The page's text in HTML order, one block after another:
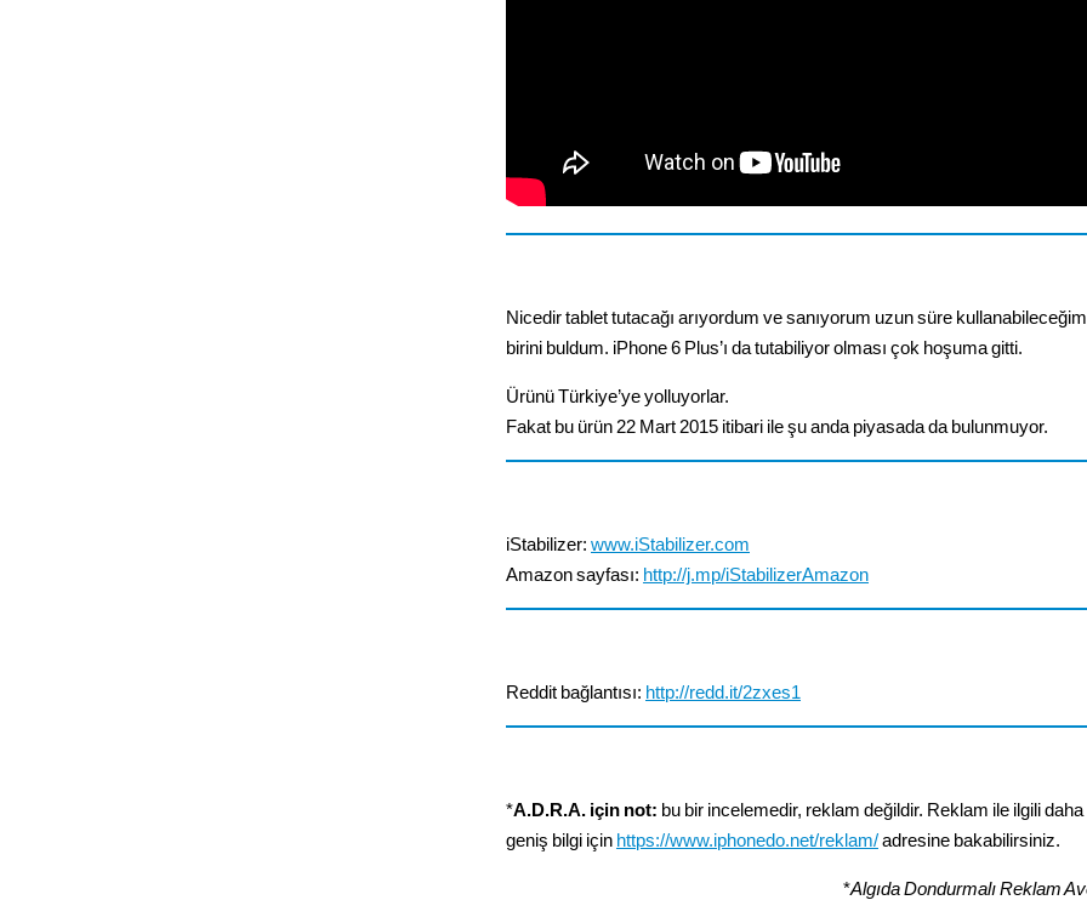
Nicedir tablet tutacağı arıyordum ve sanıyorum uzun süre kullanabileceğim
birini buldum. iPhone 6 Plus’ı da tutabiliyor olması çok hoşuma gitti.
Ürünü Türkiye’ye yolluyorlar.
Fakat bu ürün 22 Mart 2015 itibari ile şu anda piyasada da bulunmuyor.
iStabilizer: www.iStabilizer.com
Amazon sayfası: http://j.mp/iStabilizerAmazon
Reddit bağlantısı: http://redd.it/2zxes1
*A.D.R.A. için not: bu bir incelemedir, reklam değildir. Reklam ile ilgili daha
geniş bilgi için https://www.iphonedo.net/reklam/adresine bakabilirsiniz.
*Algıda Dondurmalı Reklam